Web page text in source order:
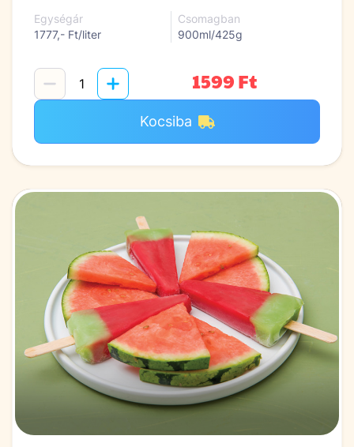
Egységár
1777,- Ft/liter
Csomagban
900ml/425g
1599 Ft
Kocsiba